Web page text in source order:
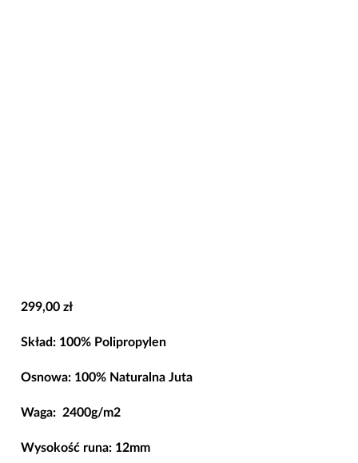
299,00 zł
Skład: 100% Polipropylen
Osnowa: 100% Naturalna Juta
Waga: 2400g/m2
Wysokość runa: 12mm